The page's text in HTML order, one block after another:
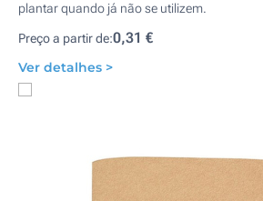
plantar quando já não se utilizem.
Preço a partir de:0,31 €
Ver detalhes >